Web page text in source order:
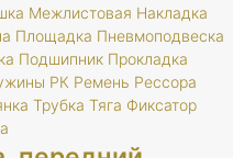
Межлистовая Накладка
Площадка Пневмоподвеска
Подшипник Прокладка
РК Ремень Рессора
Трубка Тяга Фиксатор